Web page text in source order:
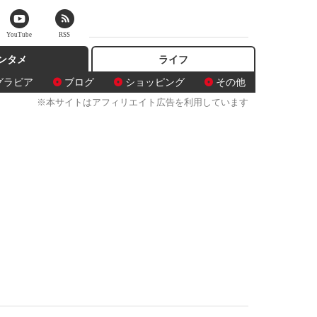
タメ
ラビア
ブログ ショッピング その他
ライフ
※本サイトはアフィリエイト広告を利用しています
YouTube RSS